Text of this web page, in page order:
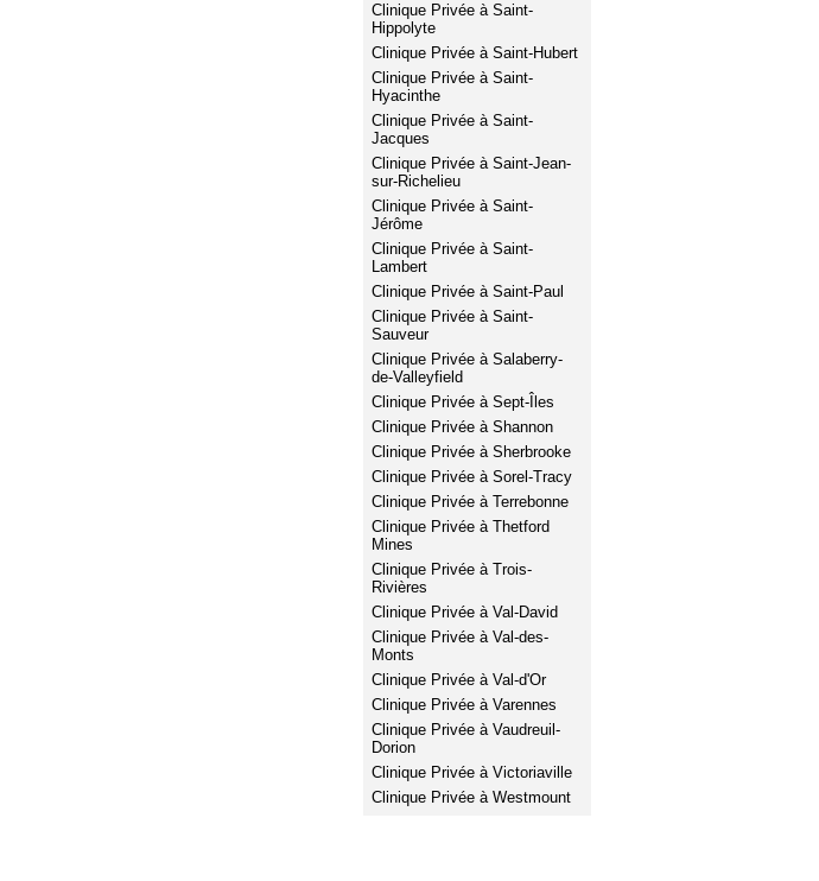
Clinique Privée à Saint-
Hippolyte
Clinique Privée à Saint-Hubert
Clinique Privée à Saint-
Hyacinthe
Clinique Privée à Saint-
Jacques
Clinique Privée à Saint-Jean-
sur-Richelieu
Clinique Privée à Saint-
Jérôme
Clinique Privée à Saint-
Lambert
Clinique Privée à Saint-Paul
Clinique Privée à Saint-
Sauveur
Clinique Privée à Salaberry-
de-Valleyfield
Clinique Privée à Sept-Îles
Clinique Privée à Shannon
Clinique Privée à Sherbrooke
Clinique Privée à Sorel-Tracy
Clinique Privée à Terrebonne
Clinique Privée à Thetford
Mines
Clinique Privée à Trois-
Rivières
Clinique Privée à Val-David
Clinique Privée à Val-des-
Monts
Clinique Privée à Val-d'Or
Clinique Privée à Varennes
Clinique Privée à Vaudreuil-
Dorion
Clinique Privée à Victoriaville
Clinique Privée à Westmount